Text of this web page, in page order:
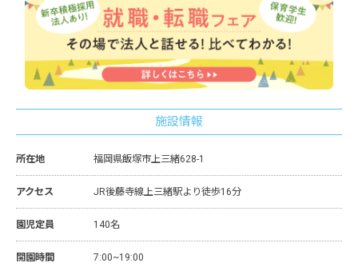
施設情報
所在地 福岡県飯塚市上三緒628-1
アクセス JR後藤寺線上三緒駅より徒歩16分
園児定員 140名
開園時間 7:00~19:00